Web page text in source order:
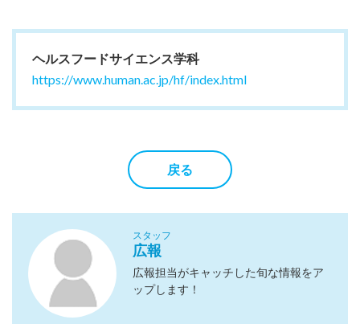
ヘルスフードサイエンス学科
https://www.human.ac.jp/hf/index.html
戻る
スタッフ
広報
広報担当がキャッチした旬な情報をア
ップします！